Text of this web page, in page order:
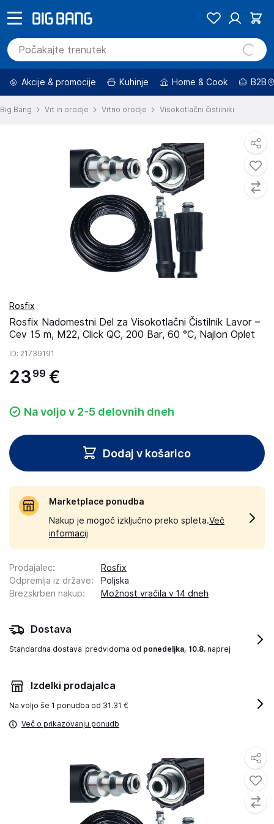
Akcije & promocije Kuhinje Home & Cook B2B
Big Bang Vrt in orodje Vrtno orodje Visokotlačni čistilniki
Rosfix
Rosfix Nadomestni Del za Visokotlačni Čistilnik Lavor –
Cev 15 m, M22, Click QC, 200 Bar, 60 °C, Najlon Oplet
ID: 21739191
23 99 €
Na voljo v 2-5 delovnih dneh
Dodaj v košarico
Marketplace ponudba
Nakup je mogoč izključno preko spleta.Več
informacij
Prodajalec:
Rosfix
Odpremlja iz države:
Poljska
Brezskrben nakup: Možnost vračila v 14 dneh
Dostava
Standardna dostava predvidoma od ponedeljka, 10.8. naprej
Izdelki prodajalca
Na voljo še 1 ponudba od 31.31 €
Več o prikazovanju ponudb